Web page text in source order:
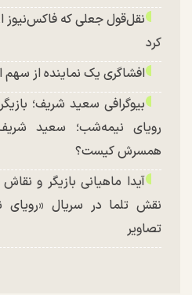
نقل‌قول جعلی که فاکس‌نیوز
کرد
افشاگری یک نماینده از سهم
بیوگرافی سعید شریف؛
رویای نیمه‌شب؛ سعید
همسرش کیست؟
آیدا ماهیانی بازیگر و نقاش
نقش تلما در سریال
تصاویر